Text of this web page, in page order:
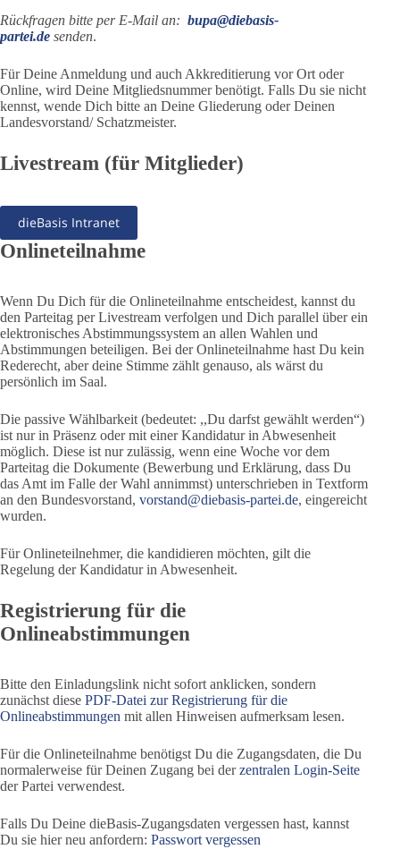
Rückfragen bitte per E-Mail an: bupa@diebasis-
partei.de senden.
Für Deine Anmeldung und auch Akkreditierung vor Ort oder
Online, wird Deine Mitgliedsnummer benötigt. Falls Du sie nicht
kennst, wende Dich bitte an Deine Gliederung oder Deinen
Landesvorstand/ Schatzmeister.
Livestream (für Mitglieder)
dieBasis Intranet
Onlineteilnahme
Wenn Du Dich für die Onlineteilnahme entscheidest, kannst du
den Parteitag per Livestream verfolgen und Dich parallel über ein
elektronisches Abstimmungssystem an allen Wahlen und
Abstimmungen beteiligen. Bei der Onlineteilnahme hast Du kein
Rederecht, aber deine Stimme zählt genauso, als wärst du
persönlich im Saal.
Die passive Wählbarkeit (bedeutet: ,,Du darfst gewählt werden“)
ist nur in Präsenz oder mit einer Kandidatur in Abwesenheit
möglich. Diese ist nur zulässig, wenn eine Woche vor dem
Parteitag die Dokumente (Bewerbung und Erklärung, dass Du
das Amt im Falle der Wahl annimmst) unterschrieben in Textform
an den Bundesvorstand, vorstand@diebasis-partei.de, eingereicht
wurden.
Für Onlineteilnehmer, die kandidieren möchten, gilt die
Regelung der Kandidatur in Abwesenheit.
Registrierung für die
Onlineabstimmungen
Bitte den Einladungslink nicht sofort anklicken, sondern
zunächst diese PDF-Datei zur Registrierung für die
Onlineabstimmungen mit allen Hinweisen aufmerksam lesen.
Für die Onlineteilnahme benötigst Du die Zugangsdaten, die Du
normalerweise für Deinen Zugang bei derzentralen Login-Seite
der Partei verwendest.
Falls Du Deine dieBasis-Zugangsdaten vergessen hast, kannst
Du sie hier neu anfordern: Passwort vergessen